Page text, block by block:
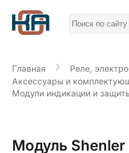
Главная
Реле,
Аксессуары и
Модули индикации и
Модуль Shenler